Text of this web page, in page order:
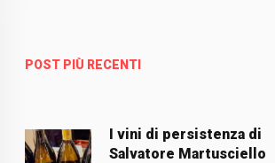
POST PIÙ RECENTI
I vini di persistenza di
Salvatore Martusciello